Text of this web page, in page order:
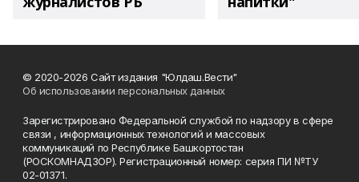
© 2020-2026 Сайт издания "Юлдаш.Вести"
Об использовании персональных данных
Зарегистрировано Федеральной службой по надзору в сфере
связи , информационных технологий и массовых
коммуникаций по Республике Башкортостан
(РОСКОМНАДЗОР). Регистрационный номер: серия ПИ №ТУ
02-01371.